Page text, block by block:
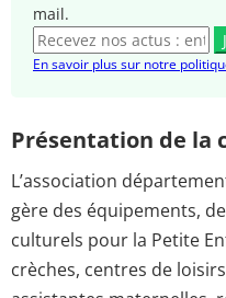
mail.
En savoir plus sur notre
Présentation de la
L’association
gère des équipements,
culturels pour la Petite
crèches, centres de